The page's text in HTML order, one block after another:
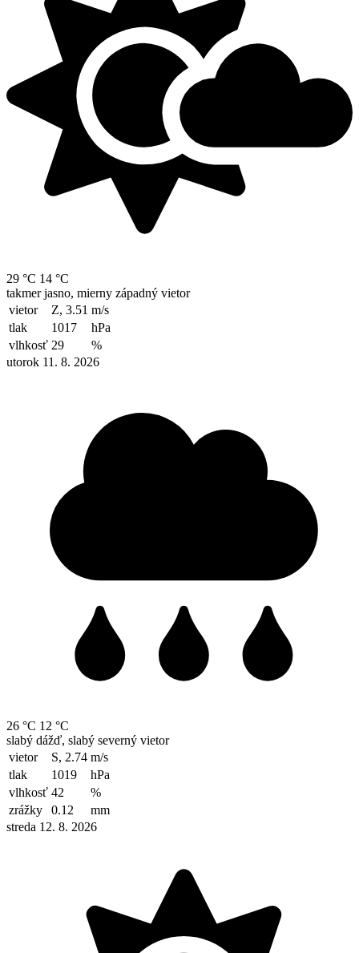
29 °C 14 °C
takmer jasno, mierny západný vietor
vietor
Z, 3.51 m/s
tlak
1017
hPa
vlhkosť 29
%
utorok 11. 8. 2026
26 °C 12 °C
slabý dážď, slabý severný vietor
vietor
S, 2.74 m/s
tlak
1019
hPa
vlhkosť 42
%
zrážky
0.12
mm
streda 12. 8. 2026